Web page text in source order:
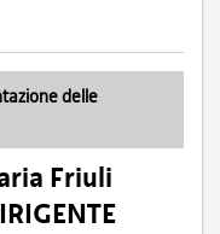
delle
Friuli